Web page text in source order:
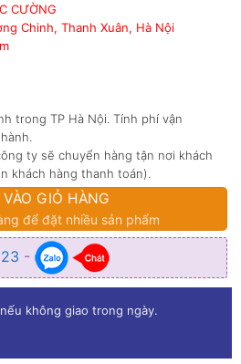
CƯỜNG
Chinh, Thanh Xuân, Hà Nội
trong TP Hà Nội. Tính phí vận
ty sẽ chuyển hàng tận nơi khách
khách hàng thanh toán).
GIỎ HÀNG
để đặt nhiều sản phẩm
-
không giao trong ngày.